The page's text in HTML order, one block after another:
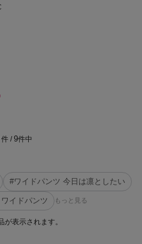
/ 9件中
#ワイドパンツ 今日は凛としたい
イドパンツ もっと見る
表示されます。